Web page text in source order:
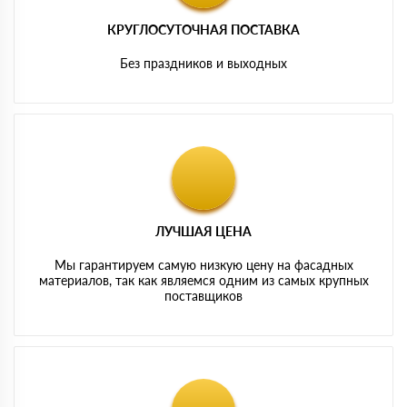
КРУГЛОСУТОЧНАЯ ПОСТАВКА
Без праздников и выходных
ЛУЧШАЯ ЦЕНА
Мы гарантируем самую низкую цену на фасадных
материалов, так как являемся одним из самых крупных
поставщиков